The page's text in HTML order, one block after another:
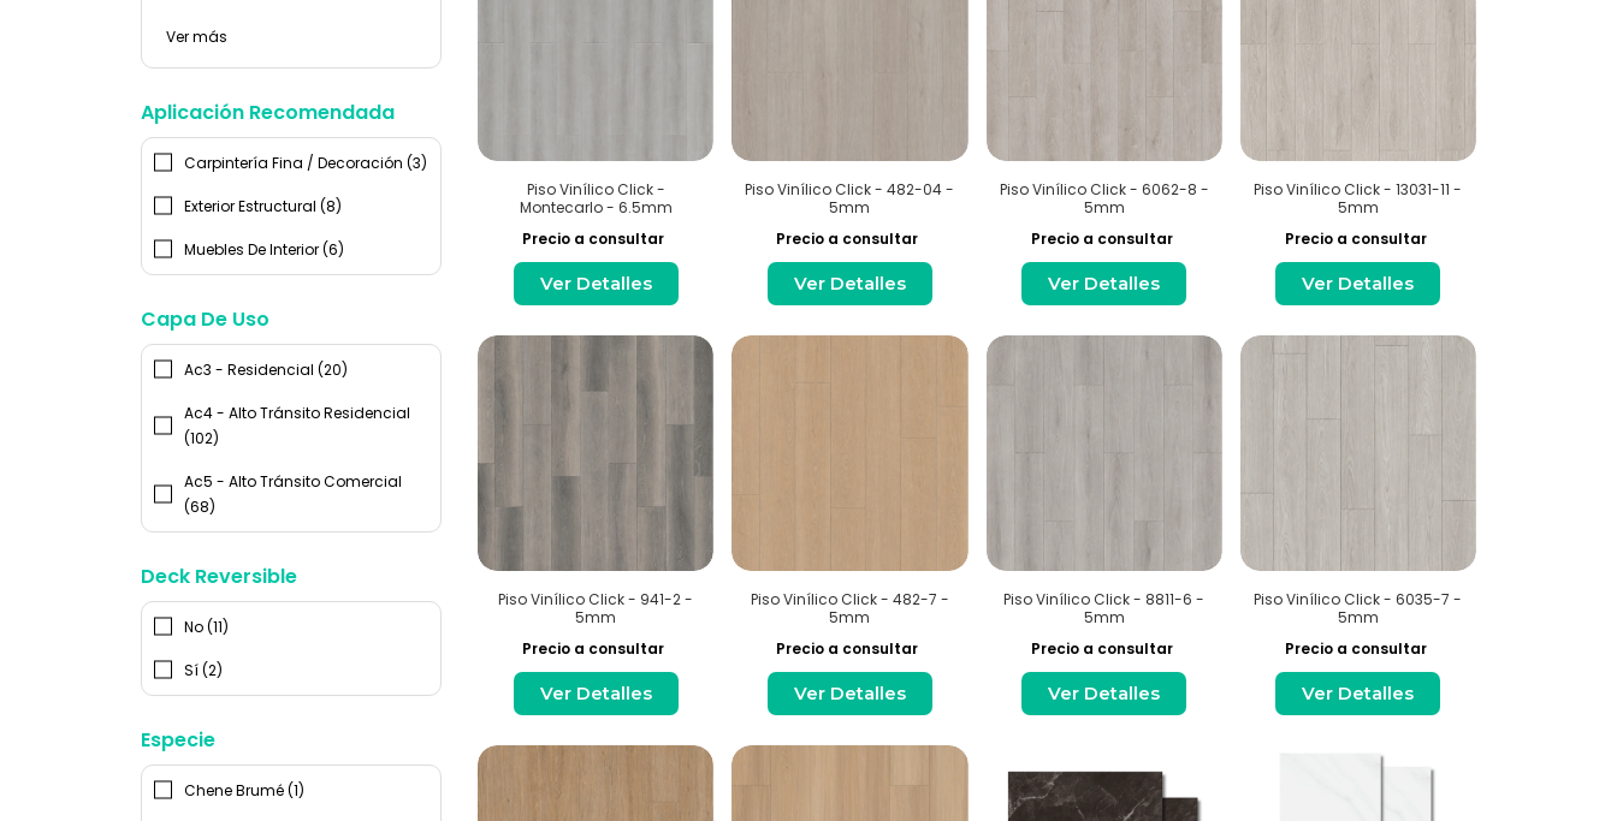
Ver más
Aplicación Recomendada
Carpintería Fina / Decoración (3)
Exterior Estructural (8)
Muebles De Interior (6)
Capa De Uso
Ac3 - Residencial (20)
Ac4 - Alto Tránsito Residencial
(102)
Ac5 - Alto Tránsito Comercial
(68)
Deck Reversible
No (11)
Sí (2)
Especie
Chene Brumé (1)
Piso Vinílico Click -
Montecarlo - 6.5mm
Precio a consultar
Ver Detalles
Piso Vinílico Click - 482-04 -
5mm
Precio a consultar
Ver Detalles
Piso Vinílico Click - 6062-8 -
5mm
Precio a consultar
Ver Detalles
Piso Vinílico Click - 13031-11 -
5mm
Precio a consultar
Ver Detalles
Piso Vinílico Click - 941-2 -
5mm
Precio a consultar
Ver Detalles
Piso Vinílico Click - 482-7 -
5mm
Precio a consultar
Ver Detalles
Piso Vinílico Click - 8811-6 -
5mm
Precio a consultar
Ver Detalles
Piso Vinílico Click - 6035-7 -
5mm
Precio a consultar
Ver Detalles